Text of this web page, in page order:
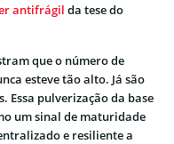
antifrágil da tese do
que o número de
esteve tão alto. Já são
Essa pulverização da base
um sinal de maturidade
e resiliente a